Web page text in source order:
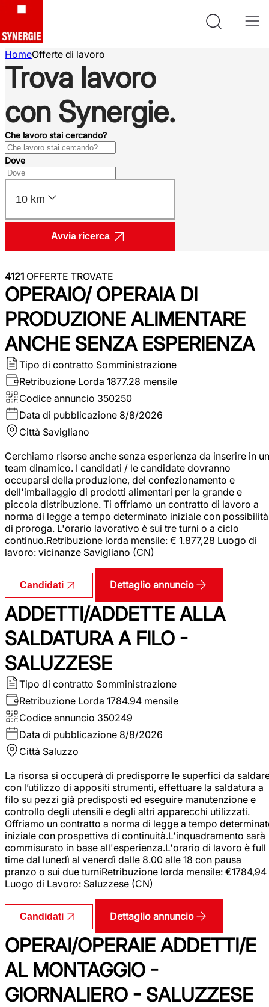
HomeOfferte di lavoro
Trova lavoro
con Synergie.
Che lavoro stai cercando?
Dove
10 km
Avvia ricerca
4121 OFFERTE TROVATE
OPERAIO/ OPERAIA DI
PRODUZIONE ALIMENTARE
ANCHE SENZA ESPERIENZA
Tipo di contratto Somministrazione
Retribuzione Lorda 1877.28 mensile
Codice annuncio 350250
Data di pubblicazione 8/8/2026
Città Savigliano
Cerchiamo risorse anche senza esperienza da inserire in un
team dinamico. I candidati / le candidate dovranno
occuparsi della produzione, del confezionamento e
dell'imballaggio di prodotti alimentari per la grande e
piccola distribuzione. Ti offriamo un contratto di lavoro a
norma di legge a tempo determinato iniziale con possibilità
di proroga. L'orario lavorativo è sui tre turni o a ciclo
continuo.Retribuzione lorda mensile: € 1.877,28 Luogo di
lavoro: vicinanze Savigliano (CN)
Candidati Dettaglio annuncio
ADDETTI/ADDETTE ALLA
SALDATURA A FILO -
SALUZZESE
Tipo di contratto Somministrazione
Retribuzione Lorda 1784.94 mensile
Codice annuncio 350249
Data di pubblicazione 8/8/2026
Città Saluzzo
La risorsa si occuperà di predisporre le superfici da
con l’utilizzo di appositi strumenti, effettuare la saldatura a
filo su pezzi già predisposti ed eseguire manutenzione e
controllo degli utensili e degli altri apparecchi utilizzati.
Offriamo un contratto a norma di legge a tempo
iniziale con prospettiva di continuità.L'inquadramento sarà
commisurato in base all'esperienza.L'orario di lavoro è full
time dal lunedì al venerdì dalle 8.00 alle 18 con pausa
pranzo o sui due turniRetribuzione lorda mensile: €1784,94
Luogo di Lavoro: Saluzzese (CN)
Candidati Dettaglio annuncio
OPERAI/OPERAIE ADDETTI/E
AL MONTAGGIO -
GIORNALIERO - SALUZZESE